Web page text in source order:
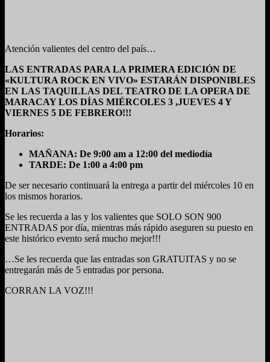
Atención valientes del centro del país…
LAS ENTRADAS PARA LA PRIMERA EDICIÓN DE
«KULTURA ROCK EN VIVO» ESTARÁN DISPONIBLES
EN LAS TAQUILLAS DEL TEATRO DE LA OPERA DE
MARACAY LOS DÍAS MIÉRCOLES 3 ,JUEVES 4 Y
VIERNES 5 DE FEBRERO!!!
Horarios:
MAÑANA: De 9:00 am a 12:00 del mediodía
TARDE: De 1:00 a 4:00 pm
De ser necesario continuará la entrega a partir del miércoles 10 en
los mismos horarios.
Se les recuerda a las y los valientes que SOLO SON 900
ENTRADAS por día, mientras más rápido aseguren su puesto en
este histórico evento será mucho mejor!!!
…Se les recuerda que las entradas son GRATUITAS y no se
entregarán más de 5 entradas por persona.
CORRAN LA VOZ!!!